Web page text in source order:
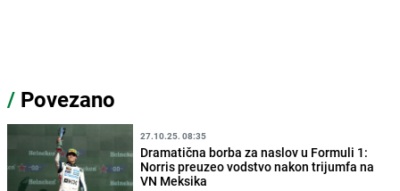
/ Povezano
27.10.25. 08:35
Dramatična borba za naslov u Formuli 1:
Norris preuzeo vodstvo nakon trijumfa na
VN Meksika